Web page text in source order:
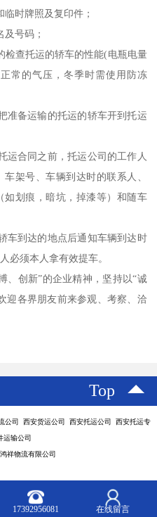
时牌照及复印件；
号码；
检查托运的轿车的性能(电瓶电量
常的气压，冬季时需使用防冻
准备运输的托运的轿车开到托运
运合同之前，托运公司的工作人
架号、车辆到达时的联系人、
划痕，暗坑，掉漆等）和随车
车到达的地点后通知车辆到达时
必须本人拿有效提车。
、创新”的企业精神，坚持以“诚
迎各界朋友前来参观、考察、洽
Top
公司 西安货运公司 西安托运公司 西安托运专
运输公司
祥物流有限公司
17392956081 在线留言